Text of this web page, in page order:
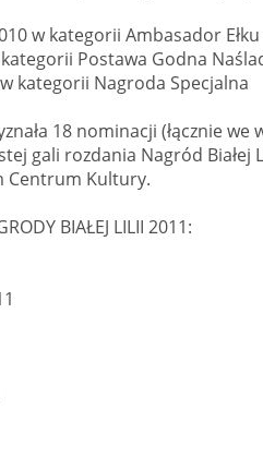
w kategorii Ambasador
Postawa Godna
kategorii Nagroda Specjalna
18 nominacji (łącznie
gali rozdania Nagród Białej
Centrum Kultury.
BIAŁEJ LILII 2011: